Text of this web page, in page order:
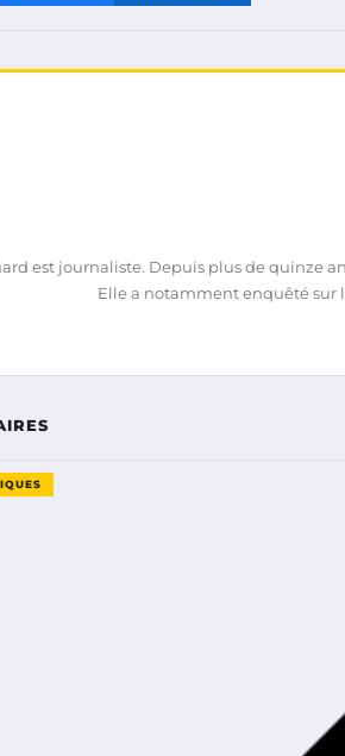
est journaliste. Depuis plus de quinze
Elle a notamment enquêté sur